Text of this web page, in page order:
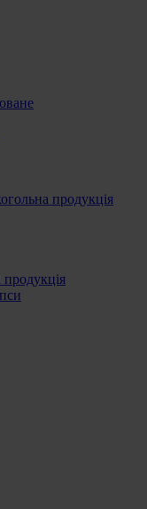
продукція
продукція